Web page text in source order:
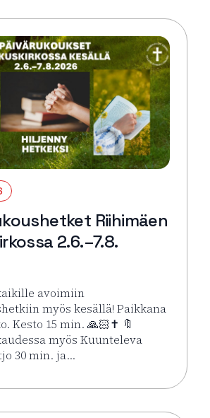
Riihimäen
2.6.–7.8.
avoimiin
myös kesällä! Paikkana
Kesto 15 min. 🙏🏻✝️ 🔖
myös Kuunteleva
30 min. ja…
Kesän rukoushetket